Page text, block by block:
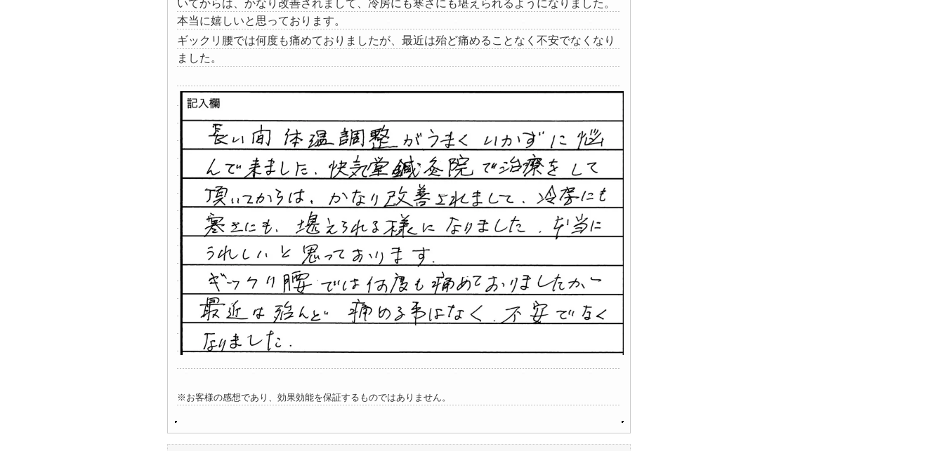
いてからは、かなり改善されまして、冷房にも寒さにも堪えられるようになりました。
本当に嬉しいと思っております。
ギックリ腰では何度も痛めておりましたが、最近は殆ど痛めることなく不安でなくなり
ました。
※お客様の感想であり、効果効能を保証するものではありません。